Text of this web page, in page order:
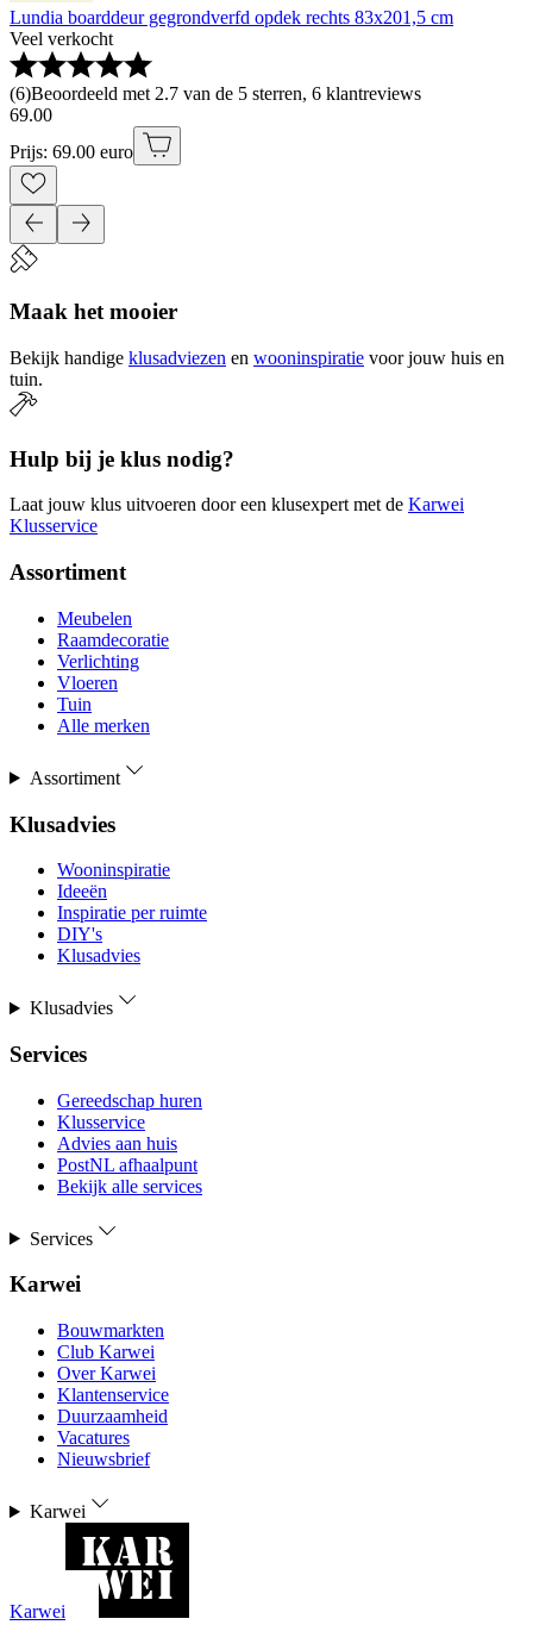
Lundia boarddeur gegrondverfd opdek rechts 83x201,5 cm
Veel verkocht
(6)Beoordeeld met 2.7 van de 5 sterren, 6 klantreviews
69.00
Prijs: 69.00 euro
Maak het mooier
Bekijk handige klusadviezen en wooninspiratie voor jouw huis en
tuin.
Hulp bij je klus nodig?
Laat jouw klus uitvoeren door een klusexpert met de Karwei
Klusservice
Assortiment
Meubelen
Raamdecoratie
Verlichting
Vloeren
Tuin
Alle merken
Assortiment
Klusadvies
Wooninspiratie
Ideeën
Inspiratie per ruimte
DIY's
Klusadvies
Klusadvies
Services
Gereedschap huren
Klusservice
Advies aan huis
PostNL afhaalpunt
Bekijk alle services
Services
Karwei
Bouwmarkten
Club Karwei
Over Karwei
Klantenservice
Duurzaamheid
Vacatures
Nieuwsbrief
Karwei
Karwei